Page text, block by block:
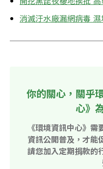
消滅汙水廠漏網病毒
你的關心，關乎
心》
《環境資訊中心》
資訊公開普及，才能
請您加入定期捐款的